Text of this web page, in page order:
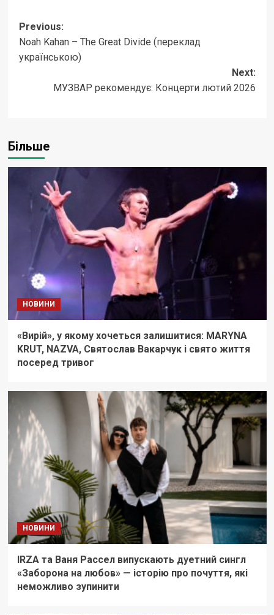
Post
navigation
Previous:
Noah Kahan – The Great Divide (переклад
українською)
Next:
МУЗВАР рекомендує: Концерти лютий 2026
Більше
НОВИНИ
«Вирій», у якому хочеться залишитися: MARYNA
KRUT, NAZVA, Святослав Вакарчук і свято життя
посеред тривог
НОВИНИ
IRZA та Ваня Рассел випускають дуетний сингл
«Заборона на любов» — історію про почуття, які
неможливо зупинити